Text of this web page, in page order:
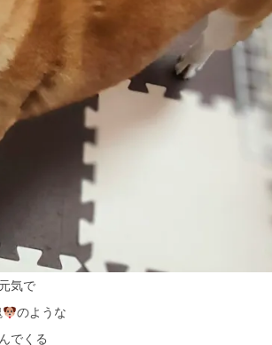
元気で
のような
でくる